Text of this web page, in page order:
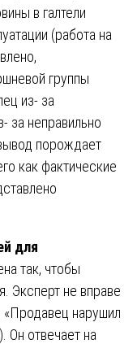
в галтели
(работа на
группы
из- за
за неправильно
порождает
как фактические
для
так, чтобы
Эксперт не вправе
«Продавец нарушил
Он отвечает на